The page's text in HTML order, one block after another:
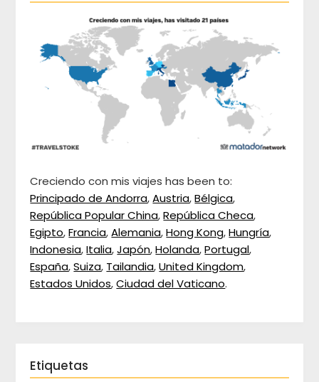
Creciendo con mis viajes has been to:
Principado de Andorra,Austria,Bélgica,
República Popular China,República Checa,
Egipto,Francia,Alemania,Hong Kong,Hungría,
Indonesia,Italia,Japón,Holanda,Portugal,
España,Suiza, Tailandia,United Kingdom,
Estados Unidos,Ciudad del Vaticano.
Etiquetas